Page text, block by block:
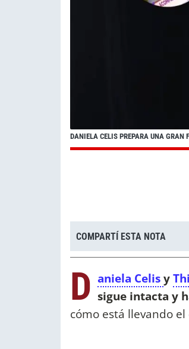
DANIELA CELIS PREPARA UNA GRAN
COMPARTÍ ESTA NOTA
D aniela Celisy
sigue intacta y
cómo está llevando